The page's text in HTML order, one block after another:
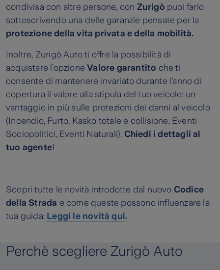
condivisa con altre persone, con Zurigò puoi farlo
sottoscrivendo una delle garanzie pensate per la
protezione della vita privata e della mobilità.
Inoltre, Zurigò Auto ti offre la possibilità di
acquistare l’opzioneValore garantito che ti
consente di mantenere invariato durante l’anno di
copertura il valore alla stipula del tuo veicolo: un
vantaggio in più sulle protezioni dei danni al veicolo
(Incendio, Furto, Kasko totale e collisione, Eventi
Sociopolitici, Eventi Naturali). Chiedi i dettagli al
tuo agente!
Scopri tutte le novità introdotte dal nuovo Codice
della Strada e come queste possono influenzare la
tua guida: Leggi le novità qui.
Perchè scegliere Zurigò Auto